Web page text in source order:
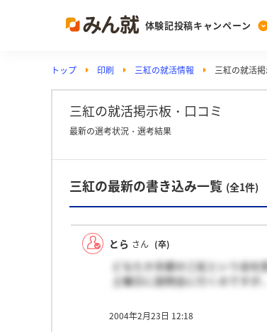
体験記投稿キャンペーン
Post
投稿する
ランキング
Vote
投票する
注目の企業
動画で知ろ
トップ 印刷 三紅の就活情報 三紅の就活
三紅の就活掲示板・口コミ
最新の選考状況・選考結果
三紅の最新の書き込み一覧 (全1件)
とら さん (卒)
どなたか京都の三紅という会社
土曜日に説明会に行くのです
2004年2月23日 12:18